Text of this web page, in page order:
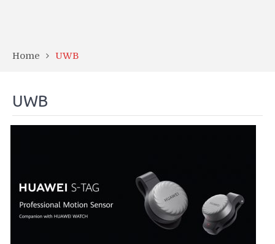
Home UWB
UWB